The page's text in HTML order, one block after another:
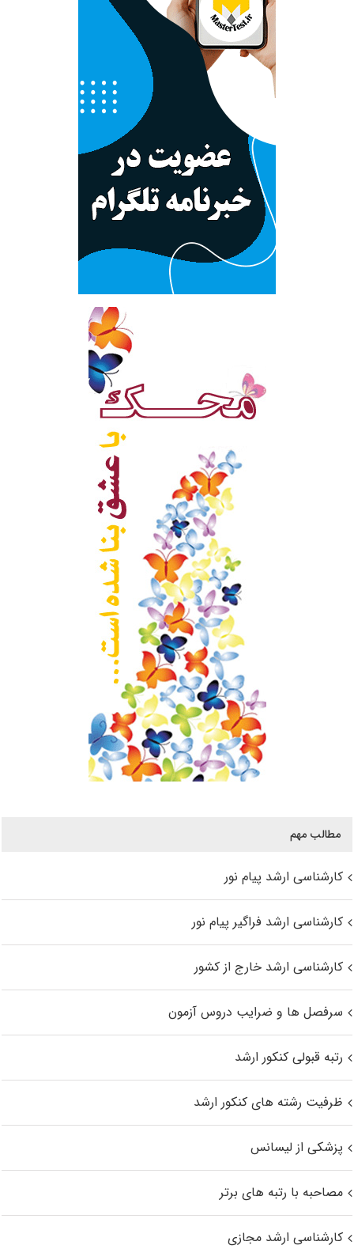
مطالب مهم
کارشناسی ارشد پیام نور
کارشناسی ارشد فراگیر پیام نور
کارشناسی ارشد خارج از کشور
سرفصل ها و ضرایب دروس آزمون
رتبه قبولی کنکور ارشد
ظرفیت رشته های کنکور ارشد
پزشکی از لیسانس
مصاحبه با رتبه های برتر
کارشناسی ارشد مجازی